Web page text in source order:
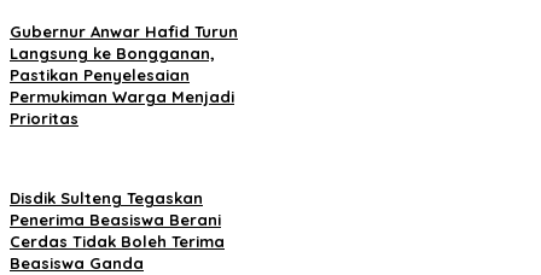
Gubernur Anwar Hafid Turun
Langsung ke Bongganan,
Pastikan Penyelesaian
Permukiman Warga Menjadi
Prioritas
Disdik Sulteng Tegaskan
Penerima Beasiswa Berani
Cerdas Tidak Boleh Terima
Beasiswa Ganda